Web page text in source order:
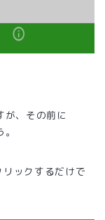
が、その前に
ックするだけで